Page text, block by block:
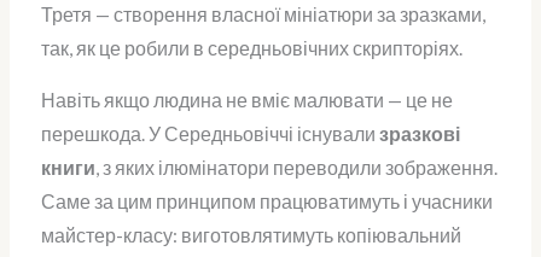
Третя — створення власної мініатюри за зразками,
так, як це робили в середньовічних скрипторіях.
Навіть якщо людина не вміє малювати — це не
перешкода. У Середньовіччі існували зразкові
книги, з яких ілюмінатори переводили зображення.
Саме за цим принципом працюватимуть і учасники
майстер-класу: виготовлятимуть копіювальний